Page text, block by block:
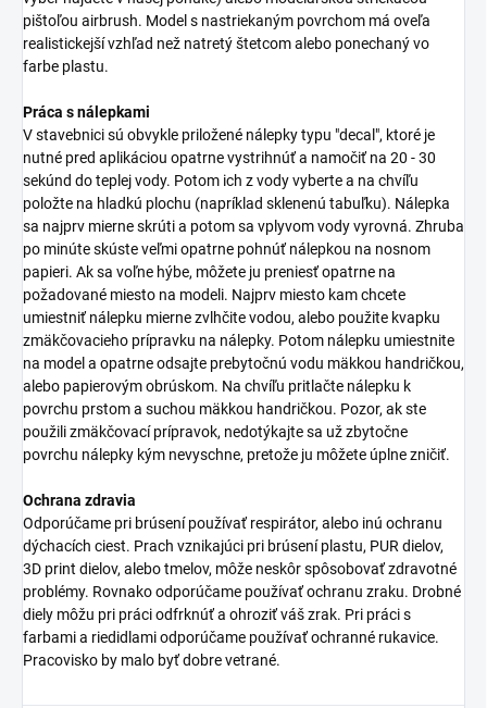
pištoľou airbrush. Model s nastriekaným povrchom má oveľa
realistickejší vzhľad než natretý štetcom alebo ponechaný vo
farbe plastu.
Práca s nálepkami
V stavebnici sú obvykle priložené nálepky typu "decal", ktoré je
nutné pred aplikáciou opatrne vystrihnúť a namočiť na 20 - 30
sekúnd do teplej vody. Potom ich z vody vyberte a na chvíľu
položte na hladkú plochu (napríklad sklenenú tabuľku). Nálepka
sa najprv mierne skrúti a potom sa vplyvom vody vyrovná. Zhruba
po minúte skúste veľmi opatrne pohnúť nálepkou na nosnom
papieri. Ak sa voľne hýbe, môžete ju preniesť opatrne na
požadované miesto na modeli. Najprv miesto kam chcete
umiestniť nálepku mierne zvlhčite vodou, alebo použite kvapku
zmäkčovacieho prípravku na nálepky. Potom nálepku umiestnite
na model a opatrne odsajte prebytočnú vodu mäkkou handričkou,
alebo papierovým obrúskom. Na chvíľu pritlačte nálepku k
povrchu prstom a suchou mäkkou handričkou. Pozor, ak ste
použili zmäkčovací prípravok, nedotýkajte sa už zbytočne
povrchu nálepky kým nevyschne, pretože ju môžete úplne zničiť.
Ochrana zdravia
Odporúčame pri brúsení používať respirátor, alebo inú ochranu
dýchacích ciest. Prach vznikajúci pri brúsení plastu, PUR dielov,
3D print dielov, alebo tmelov, môže neskôr spôsobovať zdravotné
problémy. Rovnako odporúčame používať ochranu zraku. Drobné
diely môžu pri práci odfrknúť a ohroziť váš zrak. Pri práci s
farbami a riedidlami odporúčame používať ochranné rukavice.
Pracovisko by malo byť dobre vetrané.